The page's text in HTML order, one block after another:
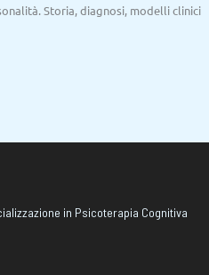
Storia, diagnosi, modelli clinici
in Psicoterapia Cognitiva